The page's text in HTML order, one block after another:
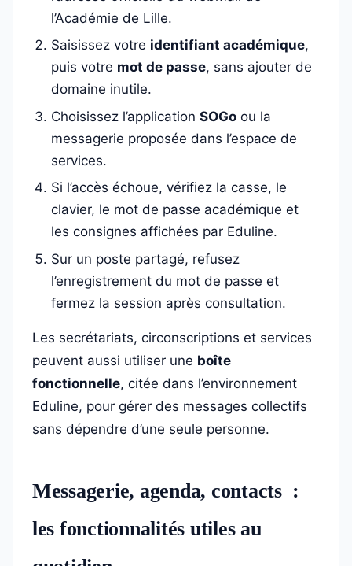
l’Académie de Lille.
Saisissez votre identifiant académique,
puis votre mot de passe, sans ajouter de
domaine inutile.
Choisissez l’application SOGo ou la
messagerie proposée dans l’espace de
services.
Si l’accès échoue, vérifiez la casse, le
clavier, le mot de passe académique et
les consignes affichées par Eduline.
Sur un poste partagé, refusez
l’enregistrement du mot de passe et
fermez la session après consultation.
Les secrétariats, circonscriptions et services
peuvent aussi utiliser une boîte
fonctionnelle, citée dans l’environnement
Eduline, pour gérer des messages collectifs
sans dépendre d’une seule personne.
Messagerie, agenda, contacts :
les fonctionnalités utiles au